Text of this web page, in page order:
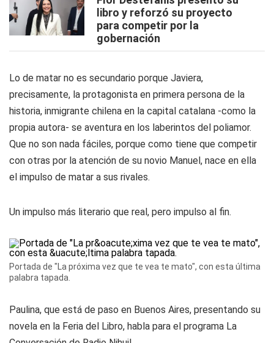
libro y reforzó su proyecto
para competir por la
gobernación
Lo de matar no es secundario porque Javiera,
precisamente, la protagonista en primera persona de la
historia, inmigrante chilena en la capital catalana -como la
propia autora- se aventura en los laberintos del poliamor.
Que no son nada fáciles, porque como tiene que competir
con otras por la atención de su novio Manuel, nace en ella
el impulso de matar a sus rivales.
Un impulso más literario que real, pero impulso al fin.
Portada de "La próxima vez que te vea te mato", con esta última
palabra tapada.
Paulina, que está de paso en Buenos Aires, presentando su
novela en la Feria del Libro, habla para el programa La